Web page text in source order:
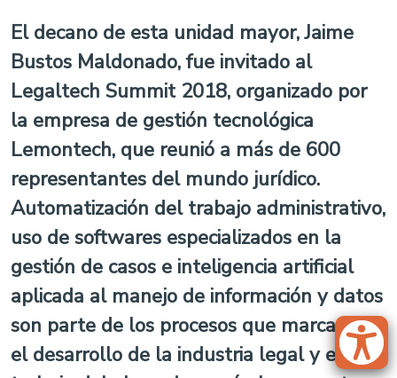
El decano de esta unidad mayor, Jaime
Bustos Maldonado, fue invitado al
Legaltech Summit 2018, organizado por
la empresa de gestión tecnológica
Lemontech, que reunió a más de 600
representantes del mundo jurídico.
Automatización del trabajo administrativo,
uso de softwares especializados en la
gestión de casos e inteligencia artificial
aplicada al manejo de información y datos
son parte de los procesos que marcarán
el desarrollo de la industria legal y el